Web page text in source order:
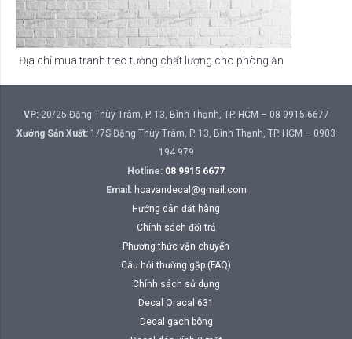
Địa chỉ mua tranh treo tường chất lượng cho phòng ăn
VP:20/25 Đặng Thùy Trâm, P. 13, Bình Thạnh, TP. HCM – 08 9915 6677
Xưởng Sản Xuất: 1/7S Đặng Thùy Trâm, P. 13, Bình Thạnh, TP. HCM – 0903
194 979
Hotline: 08 9915 6677
Email: hoavandecal@gmail.com
Hướng dẫn đặt hàng
Chính sách đổi trả
Phương thức vận chuyển
Câu hỏi thường gặp (FAQ)
Chính sách sử dụng
Decal Oracal 631
Decal gạch bông